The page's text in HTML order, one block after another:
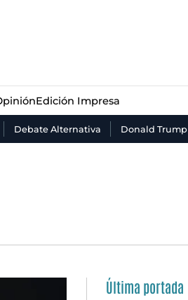
Edición Impresa
Debate Alternativa Donald Trump
Última portada